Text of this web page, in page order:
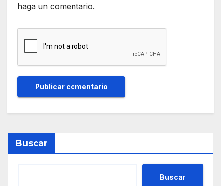
haga un comentario.
Buscar
Buscar